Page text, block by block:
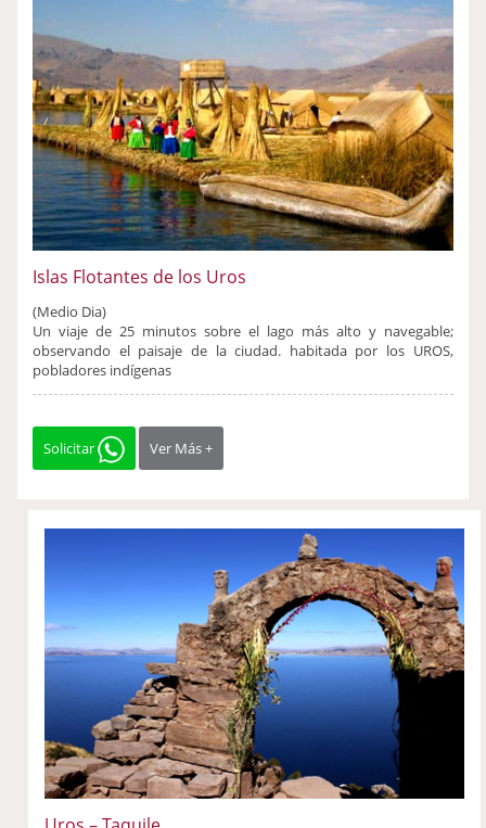
Islas Flotantes de los Uros
(Medio Dia)
Un viaje de 25 minutos sobre el lago más alto y navegable;
observando el paisaje de la ciudad. habitada por los UROS,
pobladores indígenas
Solicitar Ver Más +